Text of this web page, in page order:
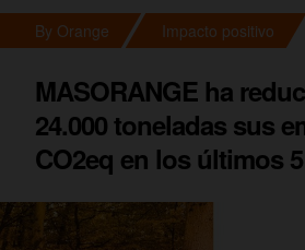
By Orange Impacto positivo
MASORANGE ha
24.000 toneladas sus
CO2eq en los últimos